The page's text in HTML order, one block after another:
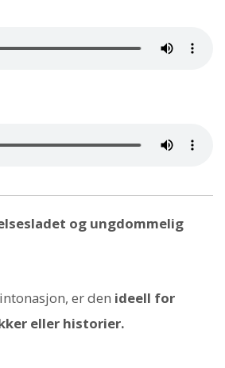
og ungdommelig
er den ideell for
eller historier.